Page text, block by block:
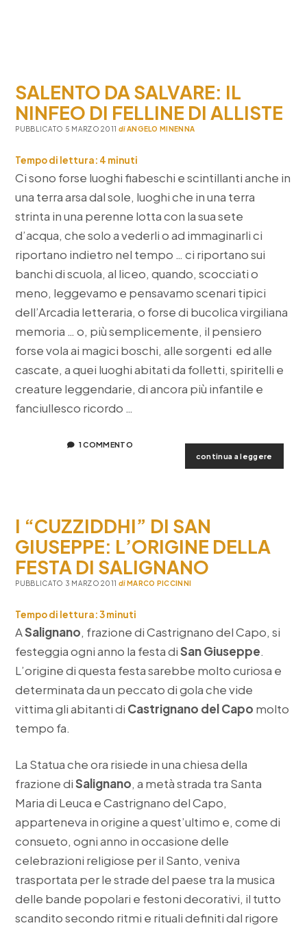
SALENTO DA SALVARE: IL
NINFEO DI FELLINE DI ALLISTE
PUBBLICATO 5 MARZO 2011 diANGELO MINENNA
Tempo di lettura: 4 minuti
Ci sono forse luoghi fiabeschi e scintillanti anche in
una terra arsa dal sole, luoghi che in una terra
strinta in una perenne lotta con la sua sete
d’acqua, che solo a vederli o ad immaginarli ci
riportano indietro nel tempo … ci riportano sui
banchi di scuola, al liceo, quando, scocciati o
meno, leggevamo e pensavamo scenari tipici
dell’Arcadia letteraria, o forse di bucolica virgiliana
memoria … o, più semplicemente, il pensiero
forse vola ai magici boschi, alle sorgenti ed alle
cascate, a quei luoghi abitati da folletti, spiritelli e
creature leggendarie, di ancora più infantile e
fanciullesco ricordo …
continua a leggere
da
1 COMMENTO
I “CUZZIDDHI” DI SAN
GIUSEPPE: L’ORIGINE DELLA
FESTA DI SALIGNANO
PUBBLICATO 3 MARZO 2011 diMARCO PICCINNI
Tempo di lettura:3minuti
ASalignano, frazione di Castrignano del Capo, si
festeggia ogni anno la festa diSan Giuseppe.
L’origine di questa festa sarebbe molto curiosa e
determinata da un peccato di gola che vide
vittima gli abitanti di Castrignano del Capo molto
tempo fa.
La Statua che ora risiede in una chiesa della
frazione diSalignano, a metà strada tra Santa
Maria di Leuca e Castrignano del Capo,
apparteneva in origine a quest’ultimo e, come di
consueto, ogni anno in occasione delle
celebrazioni religiose per il Santo, veniva
trasportata per le strade del paese tra la musica
delle bande popolari e festoni decorativi, il tutto
scandito secondo ritmi e rituali definiti dal rigore